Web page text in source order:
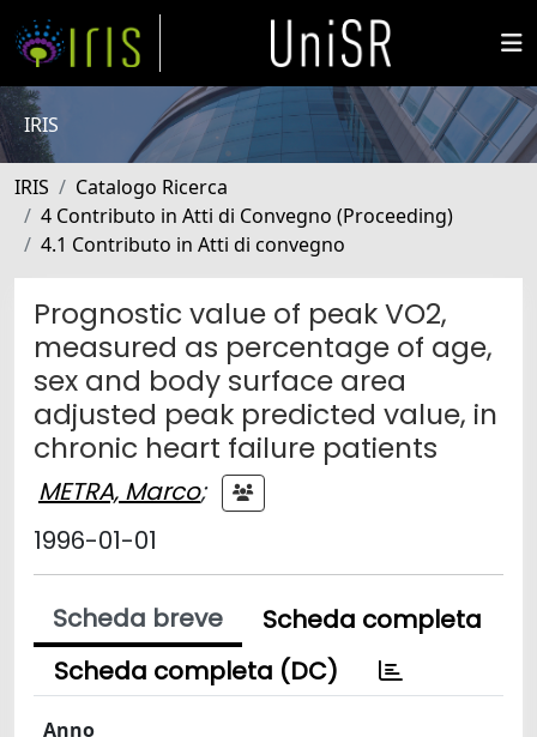
IRIS
IRIS
Catalogo Ricerca
4 Contributo in Atti di Convegno (Proceeding)
4.1 Contributo in Atti di convegno
Prognostic value of peak VO2,
measured as percentage of age,
sex and body surface area
adjusted peak predicted value, in
chronic heart failure patients
METRA, Marco;
1996-01-01
Scheda breve
Scheda completa
Scheda completa (DC)
Anno